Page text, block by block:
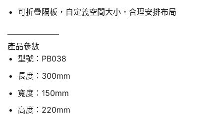
可折疊隔板，自定義空間大小，合理安排布局
——————–
產品參數
型號：PB038
長度：300mm
寬度：150mm
高度：220mm